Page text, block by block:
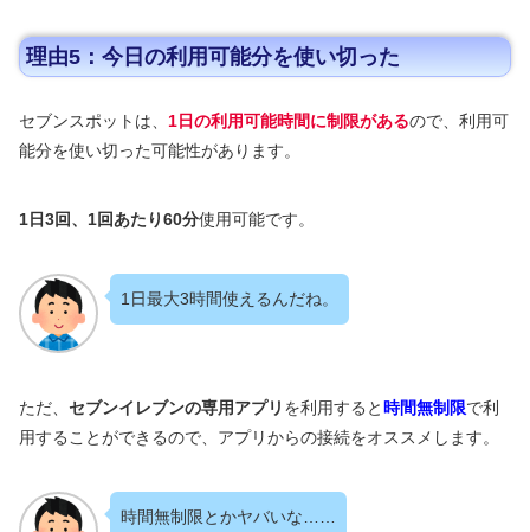
理由5：今日の利用可能分を使い切った
セブンスポットは、 1日の利用可能時間に制限があるので、利用可
能分を使い切った可能性があります。
1日3回、1回あたり60分使用可能です。
1日最大3時間使えるんだね。
ただ、 セブンイレブンの専用アプリ を利用すると 時間無制限で利
用することができるので、アプリからの接続をオススメします。
時間無制限とかヤバいな……